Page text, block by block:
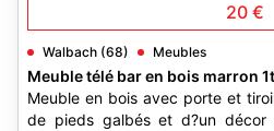
20 €
Walbach (68) Meubles
Meuble télé bar en bois marron
Meuble en bois avec porte et
de pieds galbés et d?un